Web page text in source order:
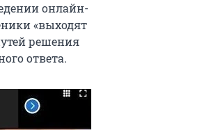
онлайн-
«выходят
решения
ответа.